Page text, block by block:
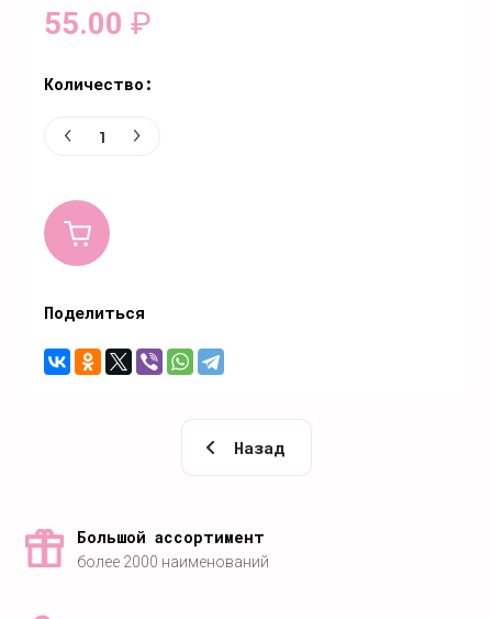
55.00 ₽
Количество:
Поделиться
Назад
Большой ассортимент
более 2000 наименований